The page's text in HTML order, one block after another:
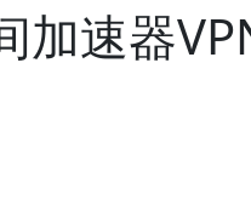
加速器